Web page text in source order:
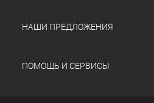
НАШИ ПРЕДЛОЖЕНИЯ
ПОМОЩЬ И СЕРВИСЫ